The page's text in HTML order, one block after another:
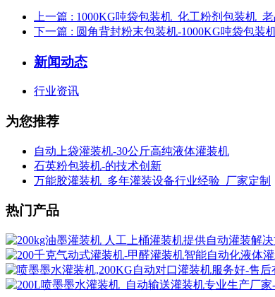
上一篇 : 1000KG吨袋包装机_化工粉剂包装机_
下一篇 : 圆角背封粉末包装机-1000KG吨袋包装
新闻动态
行业资讯
为您推荐
自动上袋灌装机-30公斤高纯液体灌装机
石英粉包装机-的技术创新
万能胶灌装机_多年灌装设备行业经验_厂家定制
热门产品